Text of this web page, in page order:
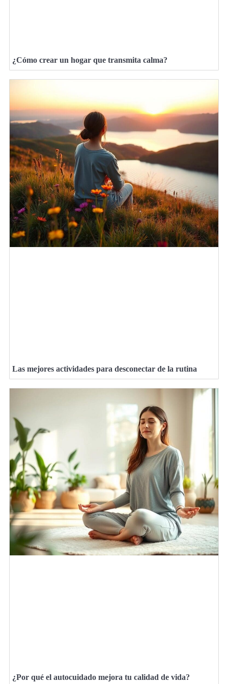
¿Cómo crear un hogar que transmita calma?
Las mejores actividades para desconectar de la rutina
¿Por qué el autocuidado mejora tu calidad de vida?